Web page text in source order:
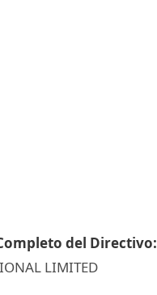
del Directivo:
LIMITED